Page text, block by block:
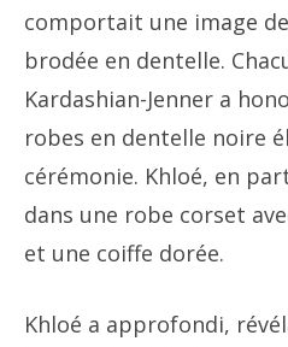
comportait une image
brodée en dentelle.
Kardashian-Jenner a
robes en dentelle noire
cérémonie. Khloé, en
dans une robe corset
et une coiffe dorée.
Khloé a approfondi,